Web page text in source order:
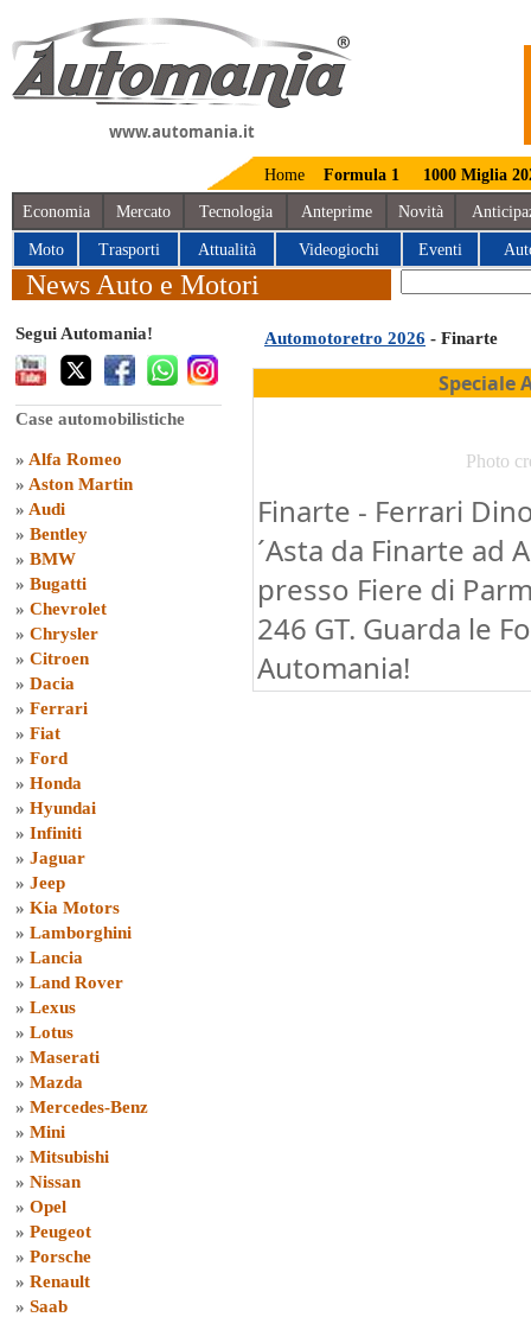
www.automania.it
Home Formula 1 1000 Miglia
Economia Mercato Tecnologia Anteprime Novità
Moto Trasporti Attualità Videogiochi Eventi
News Auto e Motori
Segui Automania!
Case automobilistiche
» Alfa Romeo
» Aston Martin
» Audi
» Bentley
» BMW
» Bugatti
» Chevrolet
» Chrysler
» Citroen
» Dacia
» Ferrari
» Fiat
» Ford
» Honda
» Hyundai
» Infiniti
» Jaguar
» Jeep
» Kia Motors
» Lamborghini
» Lancia
» Land Rover
» Lexus
» Lotus
» Maserati
» Mazda
» Mercedes-Benz
» Mini
» Mitsubishi
» Nissan
» Opel
» Peugeot
» Porsche
» Renault
» Saab
Automotoretro 2026 - Finarte
Speciale
Photo
Finarte - Ferrari
´Asta da Finarte ad
presso Fiere di
246 GT. Guarda le
Automania!